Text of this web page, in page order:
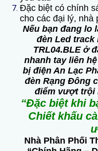
Đặc biệt có chính
cho các đại lý, nhà
Nếu bạn đang lo
đèn Led track
TRL04.BLE ở
nhanh tay liên
bị điện An Lạc
đèn Rạng Đông
điểm vượt trội
“Đặc biệt khi
Chiết khấu
Nhà Phân Phối